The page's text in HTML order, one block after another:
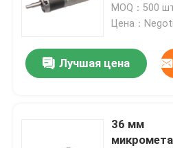
30 А
MOQ：500
Цена：
Лучшая цена
36 мм